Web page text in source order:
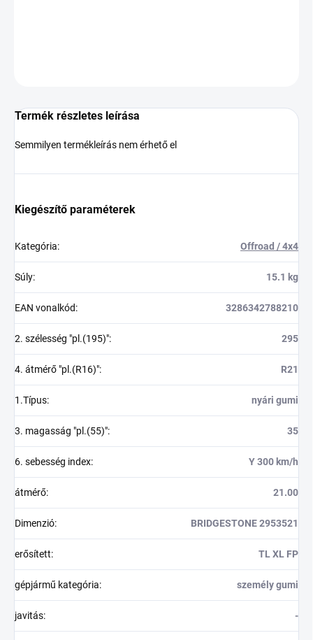
Termék részletes leírása
Semmilyen termékleírás nem érhető el
Kiegészítő paraméterek
Kategória: Offroad / 4x4
Súly: 15.1 kg
EAN vonalkód: 3286342788210
2. szélesség "pl.(195)": 295
4. átmérő "pl.(R16)": R21
1.Típus: nyári gumi
3. magasság "pl.(55)": 35
6. sebesség index: Y 300 km/h
átmérő: 21.00
Dimenzió: BRIDGESTONE 2953521
erősített: TL XL FP
gépjármű kategória: személy gumi
javitás: -